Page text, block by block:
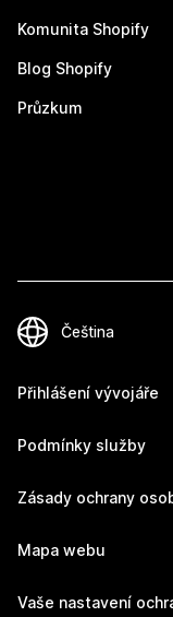
Komunita Shopify
Blog Shopify
Průzkum
Přihlášení vývojáře
Podmínky služby
Zásady ochrany
Mapa webu
Vaše nastavení